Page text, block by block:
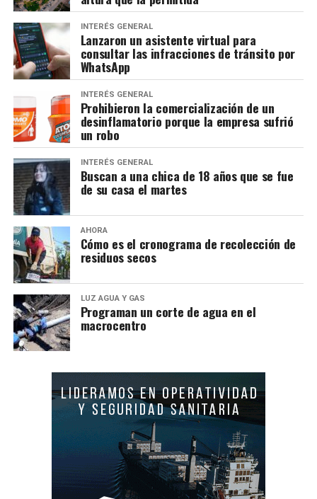
INTERÉS GENERAL
Lanzaron un asistente virtual para
consultar las infracciones de tránsito por
WhatsApp
INTERÉS GENERAL
Prohibieron la comercialización de un
desinflamatorio porque la empresa sufrió
un robo
INTERÉS GENERAL
Buscan a una chica de 18 años que se fue
de su casa el martes
AHORA
Cómo es el cronograma de recolección de
residuos secos
LUZ AGUA Y GAS
Programan un corte de agua en el
macrocentro